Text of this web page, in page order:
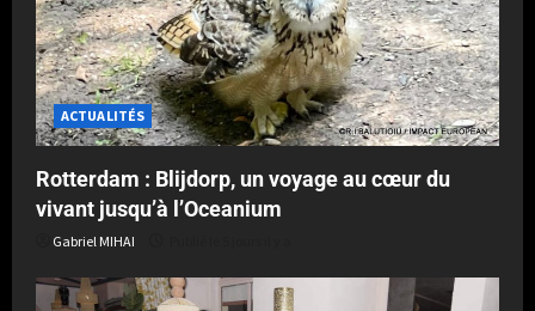
ACTUALITÉS
Rotterdam : Blijdorp, un voyage au cœur du
vivant jusqu’à l’Oceanium
Gabriel MIHAI